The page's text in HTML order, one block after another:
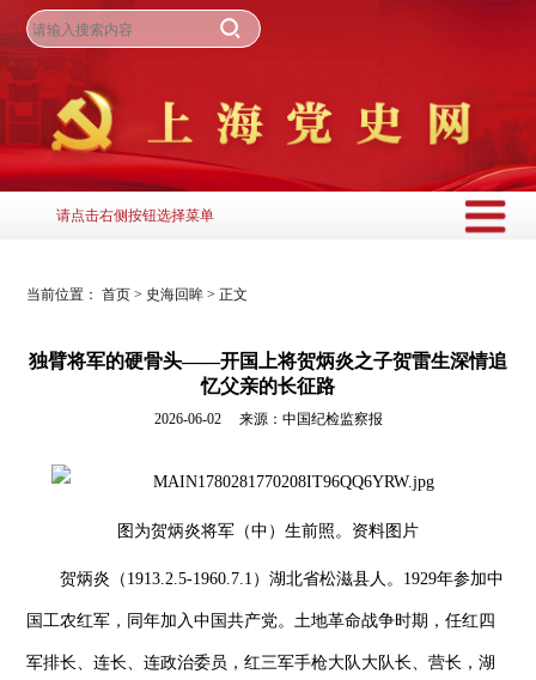
请点击右侧按钮选择菜单
当前位置： 首页> 史海回眸>正文
独臂将军的硬骨头——开国上将贺炳炎之子贺雷生深情追
忆父亲的长征路
2026-06-02 来源：中国纪检监察报
图为贺炳炎将军（中）生前照。资料图片
贺炳炎（1913.2.5-1960.7.1）湖北省松滋县人。1929年参加中
国工农红军，同年加入中国共产党。土地革命战争时期，任红四
军排长、连长、连政治委员，红三军手枪大队大队长、营长，湖